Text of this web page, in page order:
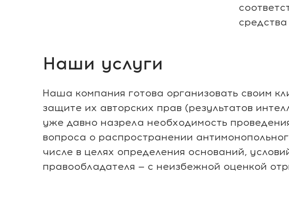
Наши услуги
Наша компания готова организовать своим
защите их авторских прав (результатов
уже давно назрела необходимость
вопроса о распространении
числе в целях определения оснований,
правообладателя — с неизбежной оценкой